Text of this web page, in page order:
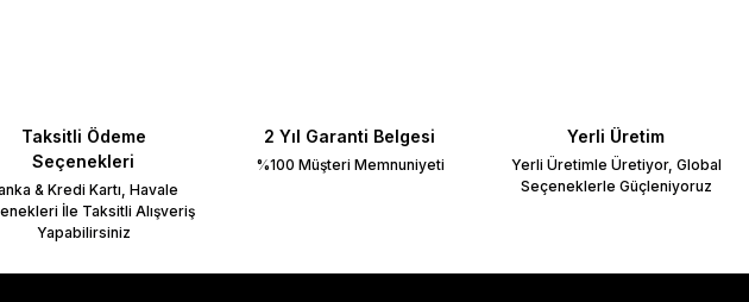
Taksitli Ödeme
Seçenekleri
& Kredi Kartı, Havale
İle Taksitli Alışveriş
Yapabilirsiniz
2 Yıl Garanti Belgesi
%100 Müşteri Memnuniyeti
Yerli Üretim
Yerli Üretimle Üretiyor, Global
Seçeneklerle Güçleniyoruz